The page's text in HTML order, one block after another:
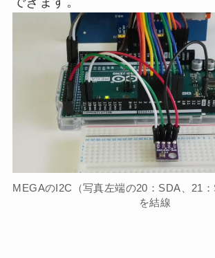
MEGAのI2C（写真左端の20：SDA、21
を結線